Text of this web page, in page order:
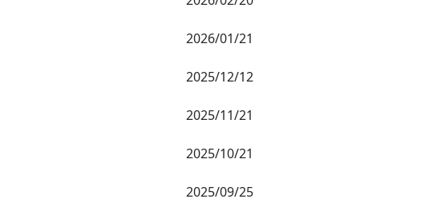
2026/01/21
2025/12/12
2025/11/21
2025/10/21
2025/09/25